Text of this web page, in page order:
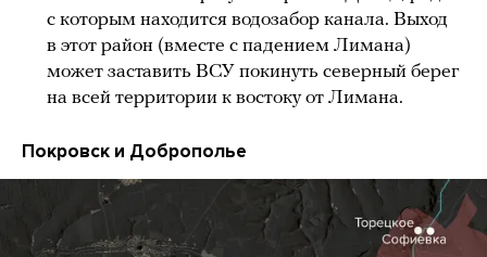
с которым находится водозабор канала. Выход
в этот район (вместе с падением Лимана)
может заставить ВСУ покинуть северный берег
на всей территории к востоку от Лимана.
Покровск и Доброполье